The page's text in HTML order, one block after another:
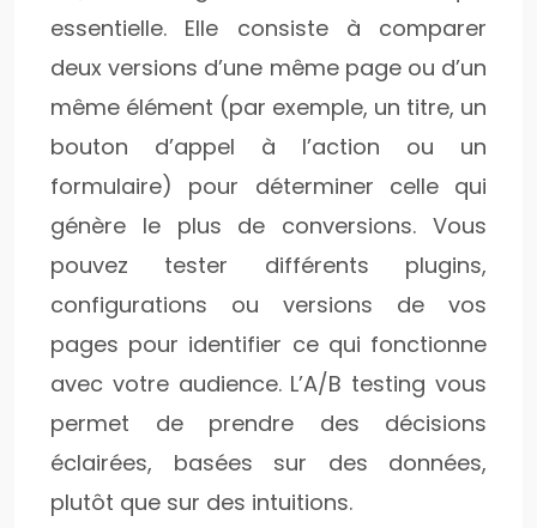
essentielle. Elle consiste à comparer
deux versions d’une même page ou d’un
même élément (par exemple, un titre, un
bouton d’appel à l’action ou un
formulaire) pour déterminer celle qui
génère le plus de conversions. Vous
pouvez tester différents plugins,
configurations ou versions de vos
pages pour identifier ce qui fonctionne
avec votre audience. L’A/B testing vous
permet de prendre des décisions
éclairées, basées sur des données,
plutôt que sur des intuitions.